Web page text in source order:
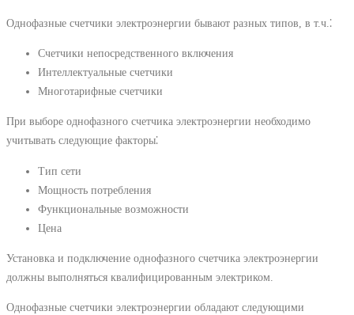
Однофазные счетчики электроэнергии бывают разных типов, в т.ч.⁚
Счетчики непосредственного включения
Интеллектуальные счетчики
Многотарифные счетчики
При выборе однофазного счетчика электроэнергии необходимо
учитывать следующие факторы⁚
Тип сети
Мощность потребления
Функциональные возможности
Цена
Установка и подключение однофазного счетчика электроэнергии
должны выполняться квалифицированным электриком.
Однофазные счетчики электроэнергии обладают следующими